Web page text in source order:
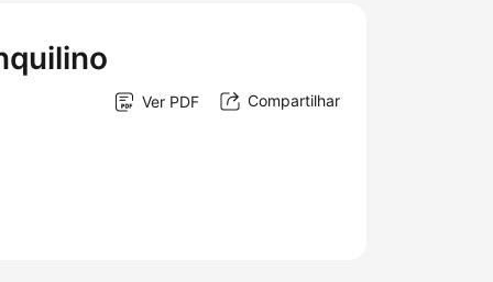
Ver PDF Compartilhar